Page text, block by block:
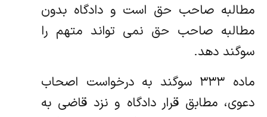
مطالبه صاحب حق است و دادگاه بدون
مطالبه صاحب حق نمی تواند متهم را
سوگند دهد.
ماده ۳۳۳ سوگند به درخواست اصحاب
دعوی، مطابق قرار دادگاه و نزد قاضی به